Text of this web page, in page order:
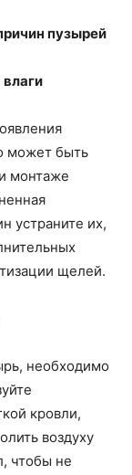
пузырей
может быть
монтаже
устраните их,
щелей.
необходимо
кровли,
воздуху
чтобы не